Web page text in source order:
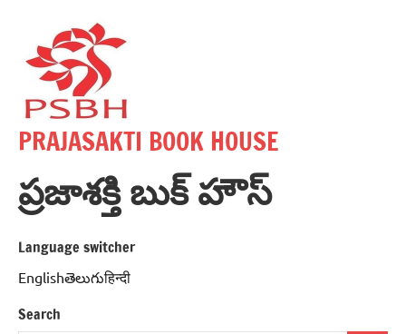
content
PRAJASAKTI BOOK HOUSE
ప్రజాశక్తి బుక్ హౌస్
Language switcher
Englishతెలుగుहिन्दी
Search